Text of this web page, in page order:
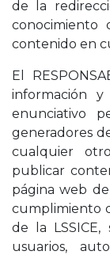
de la
conocimiento
contenido en
El
información
enunciativo
generadores
cualquier
publicar
página web
cumplimiento
de la
usuarios,